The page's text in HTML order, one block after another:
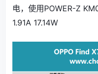
电，使用POWER-Z
1.91A 17.14W